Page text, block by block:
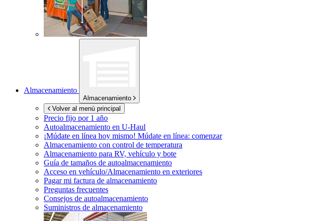
Almacenamiento
Almacenamiento
Volver al menú principal
Precio fijo por 1 año
Autoalmacenamiento en U-Haul
¡Múdate en línea hoy mismo! Múdate en línea: comenzar
Almacenamiento con control de temperatura
Almacenamiento para RV, vehículo y bote
Guía de tamaños de autoalmacenamiento
Acceso en vehículo/Almacenamiento en exteriores
Pagar mi factura de almacenamiento
Preguntas frecuentes
Consejos de autoalmacenamiento
Suministros de almacenamiento